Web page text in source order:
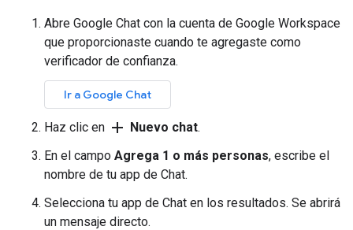
Abre Google Chat con la cuenta de Google Workspace
que proporcionaste cuando te agregaste como
verificador de confianza.
Ir a Google Chat
Haz clic en add Nuevo chat.
En el campo Agrega 1 o más personas, escribe el
nombre de tu app de Chat.
Selecciona tu app de Chat en los resultados. Se abrirá
un mensaje directo.